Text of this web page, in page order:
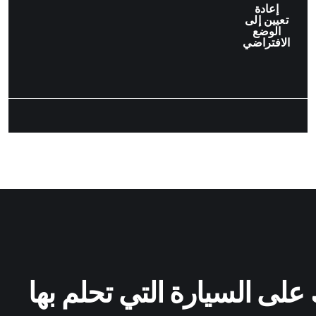
إعادة
تعيين إلى
الوضع
الافتراضي
السيارة التي تحلم بها